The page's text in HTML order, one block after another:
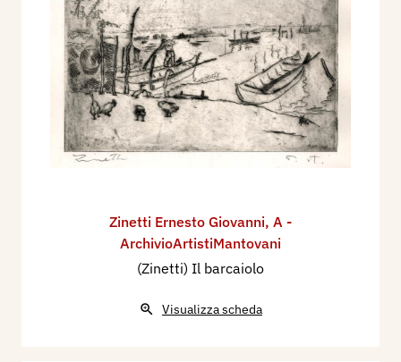
Zinetti Ernesto Giovanni, A -
ArchivioArtistiMantovani
(Zinetti) Il barcaiolo
Visualizza scheda